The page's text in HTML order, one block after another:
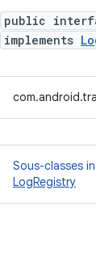
public
implements
Sous-classes
LogRegistry